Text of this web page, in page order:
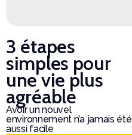
3 étapes
simples pour
une vie plus
agréable
Avoir un nouvel
environnement n’a jamais été
aussi facile